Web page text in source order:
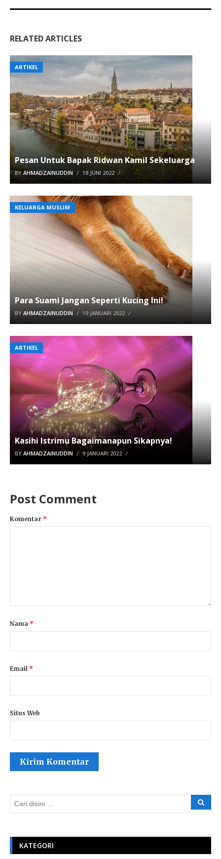
RELATED ARTICLES
ARTIKEL
Pesan Untuk Bapak Ridwan Kamil Sekeluarga
BYAHMADZAINUDDIN 18 JUNI 2022
KELUARGA MUSLIM
Para Suami Jangan Seperti Kucing Ini!
BY AHMADZAINUDDIN 19 JANUARI 2022
ARTIKEL
Kasihi Istrimu Bagaimanapun Sikapnya!
BY AHMADZAINUDDIN 9 JANUARI 2022
Post Comment
Komentar *
Nama *
Email *
Situs Web
KATEGORI